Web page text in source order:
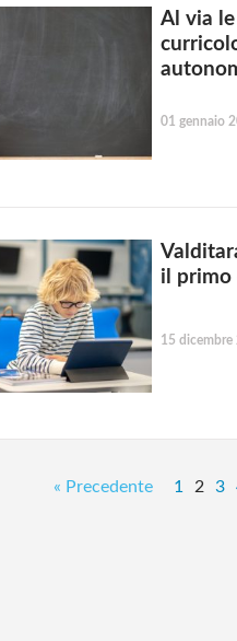
Al via
01 gennaio
il primo
15 dicembre
« Precedente 1 2 3